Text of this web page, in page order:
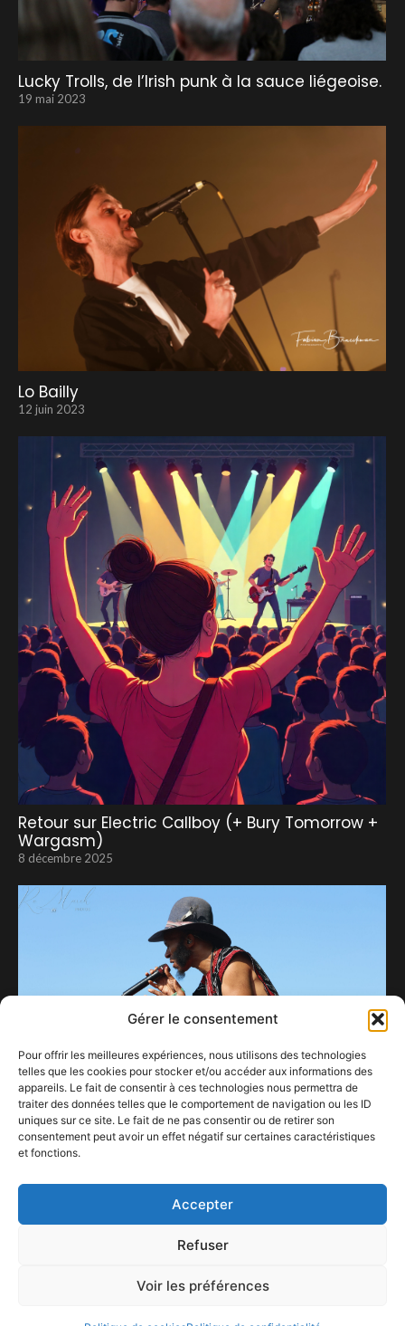
Gérer le consentement
Pour offrir les meilleures expériences, nous utilisons des technologies
telles que les cookies pour stocker et/ou accéder aux informations des
appareils. Le fait de consentir à ces technologies nous permettra de
traiter des données telles que le comportement de navigation ou les ID
uniques sur ce site. Le fait de ne pas consentir ou de retirer son
consentement peut avoir un effet négatif sur certaines caractéristiques
et fonctions.
Accepter
Refuser
Voir les préférences
Lucky Trolls, de l’Irish punk à la sauce liégeoise.
19 mai 2023
Lo Bailly
12 juin 2023
Retour sur Electric Callboy (+ Bury Tomorrow +
Wargasm)
8 décembre 2025
Soleil, stars internationales et restauration de
20 juillet 2024